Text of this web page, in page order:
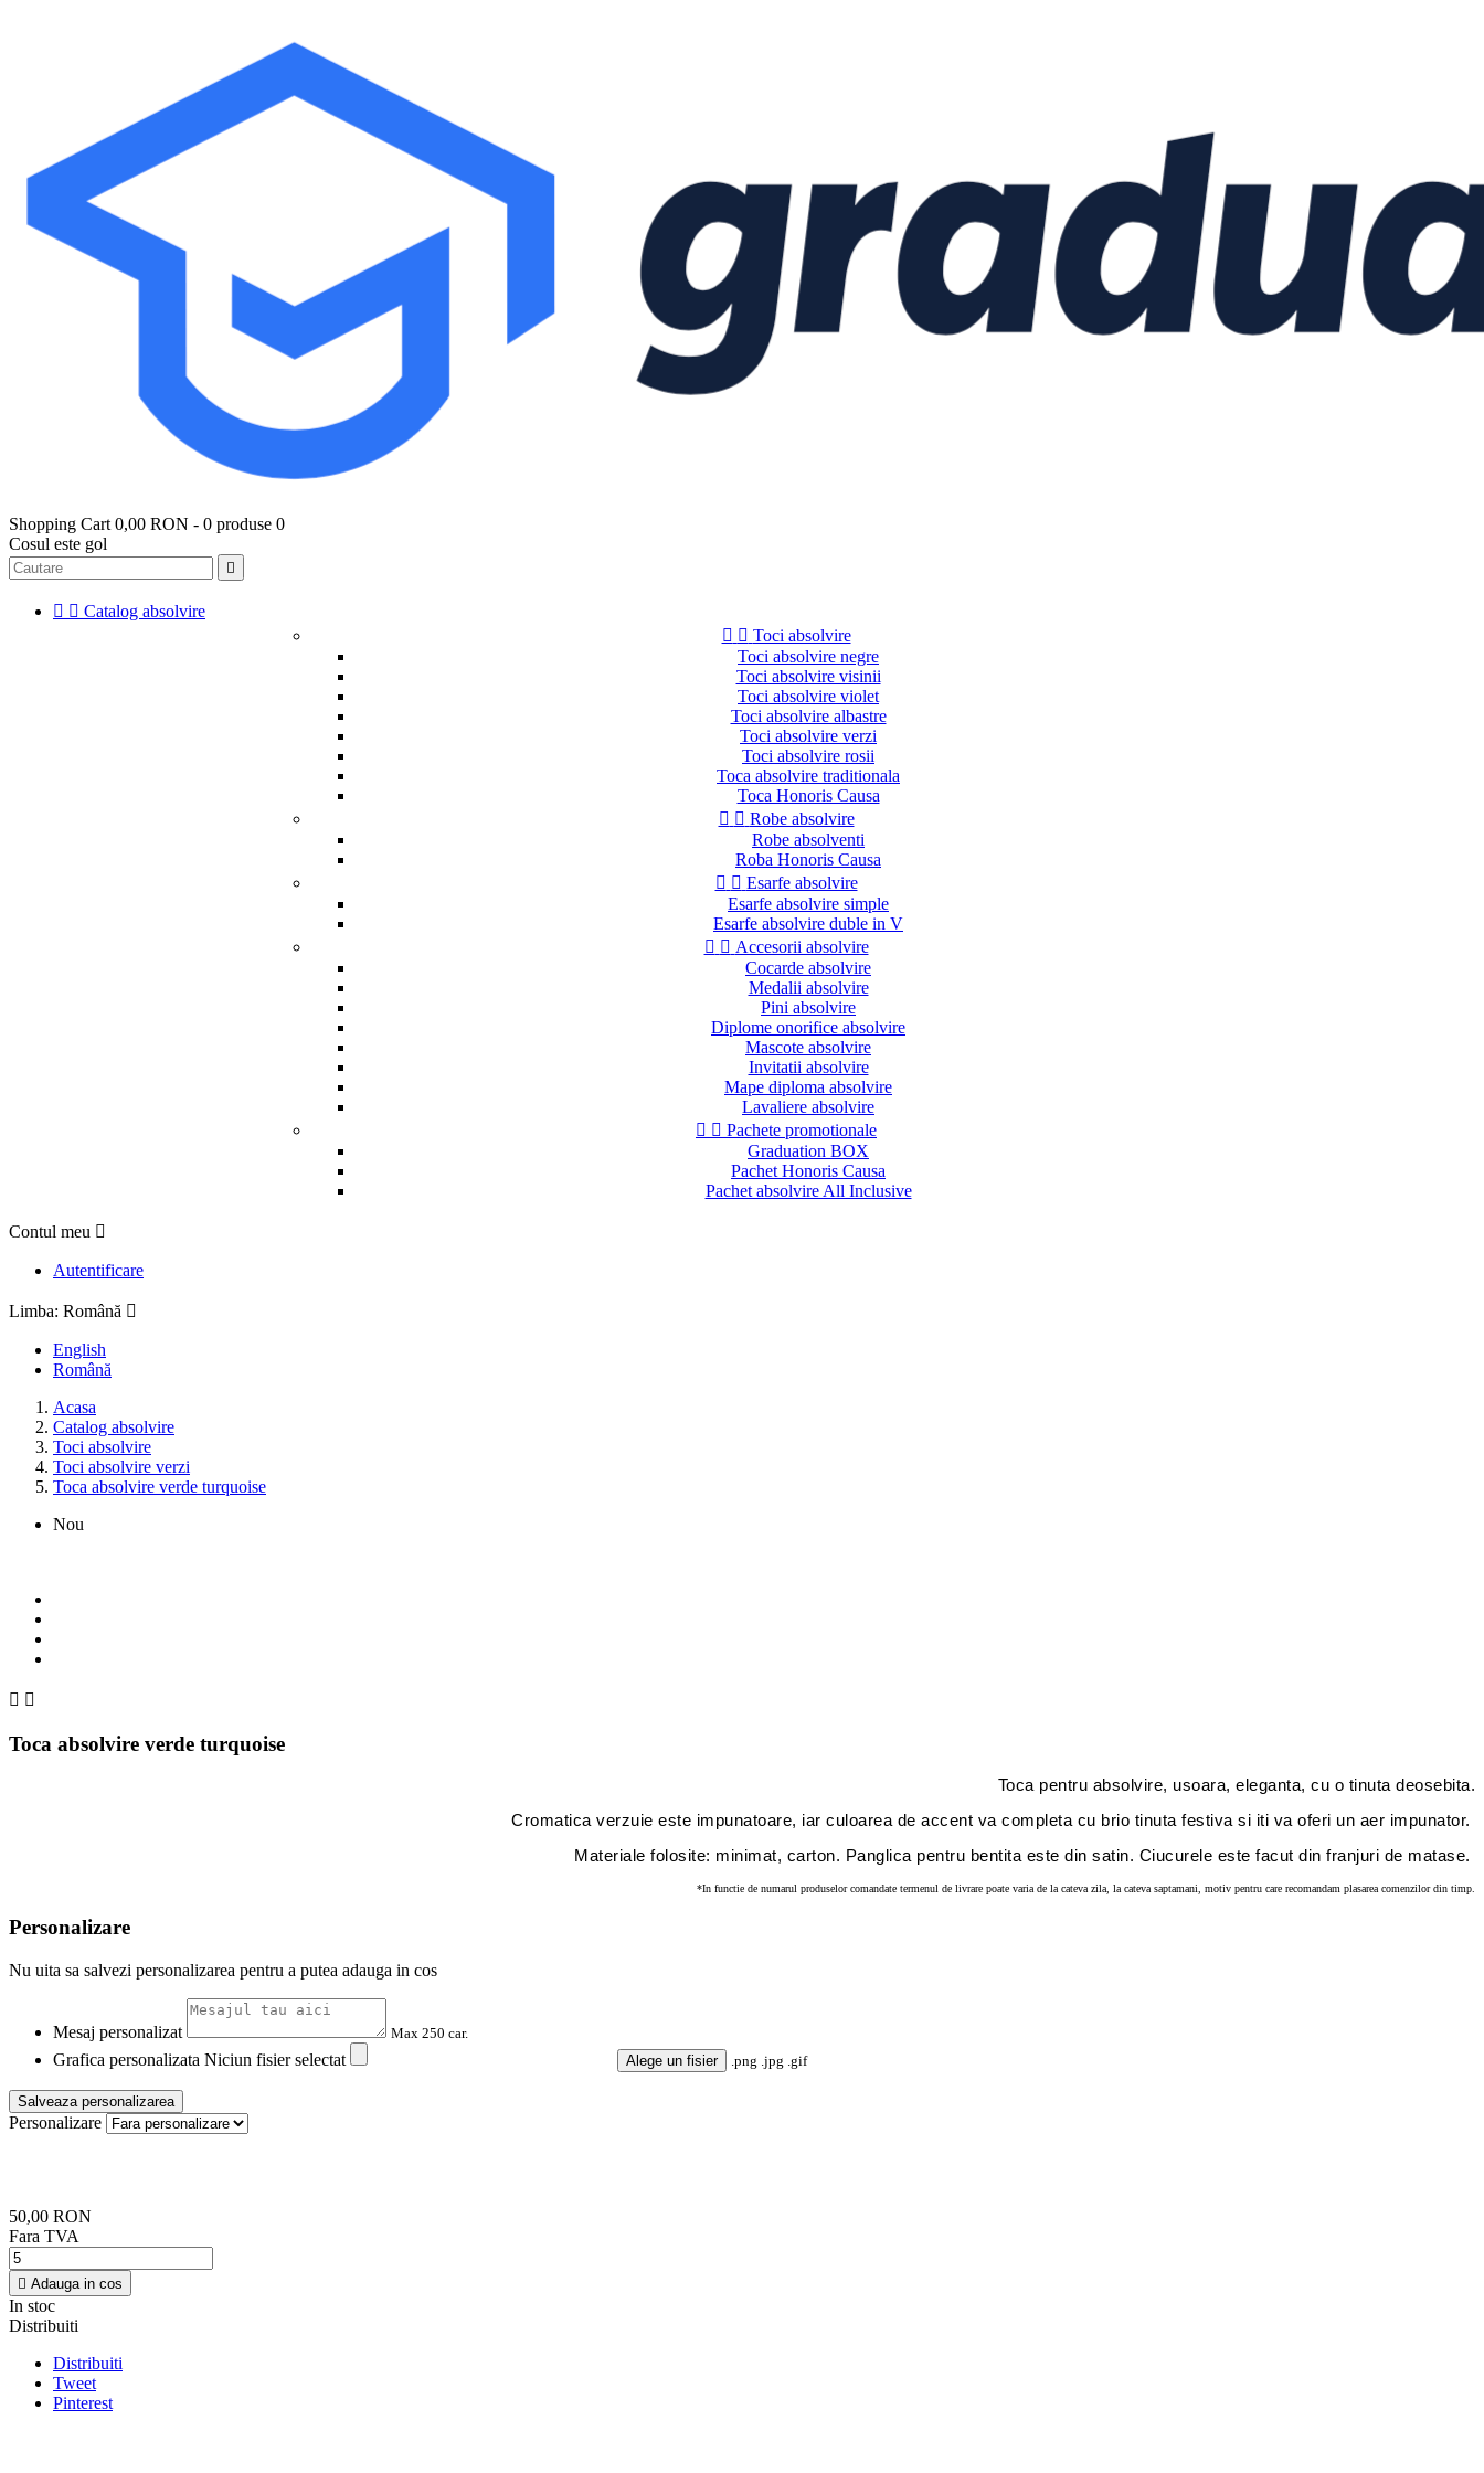
Shopping Cart 0,00 RON - 0 produse 0
Cosul este gol

  Catalog absolvire
  Toci absolvire
Toci absolvire negre
Toci absolvire visinii
Toci absolvire violet
Toci absolvire albastre
Toci absolvire verzi
Toci absolvire rosii
Toca absolvire traditionala
Toca Honoris Causa
  Robe absolvire
Robe absolventi
Roba Honoris Causa
  Esarfe absolvire
Esarfe absolvire simple
Esarfe absolvire duble in V
  Accesorii absolvire
Cocarde absolvire
Medalii absolvire
Pini absolvire
Diplome onorifice absolvire
Mascote absolvire
Invitatii absolvire
Mape diploma absolvire
Lavaliere absolvire
  Pachete promotionale
Graduation BOX
Pachet Honoris Causa
Pachet absolvire All Inclusive
Contul meu 
Autentificare
Limba: Română 
English
Română
Acasa
Catalog absolvire
Toci absolvire
Toci absolvire verzi
Toca absolvire verde turquoise
Nou
 
Toca absolvire verde turquoise
Toca pentru absolvire, usoara, eleganta, cu o tinuta deosebita.
Cromatica verzuie este impunatoare, iar culoarea de accent va completa cu brio tinuta festiva si iti va oferi un aer impunator.
Materiale folosite: minimat, carton. Panglica pentru bentita este din satin. Ciucurele este facut din franjuri de matase.
*In functie de numarul produselor comandate termenul de livrare poate varia de la cateva zila, la cateva saptamani, motiv pentru care recomandam plasarea comenzilor din timp.
Personalizare
Nu uita sa salvezi personalizarea pentru a putea adauga in cos
Mesaj personalizat Max 250 car.
Grafica personalizata Niciun fisier selectat Alege un fisier .png .jpg .gif
Salveaza personalizarea
Personalizare
50,00 RON
Fara TVA
 Adauga in cos
In stoc
Distribuiti
Distribuiti
Tweet
Pinterest